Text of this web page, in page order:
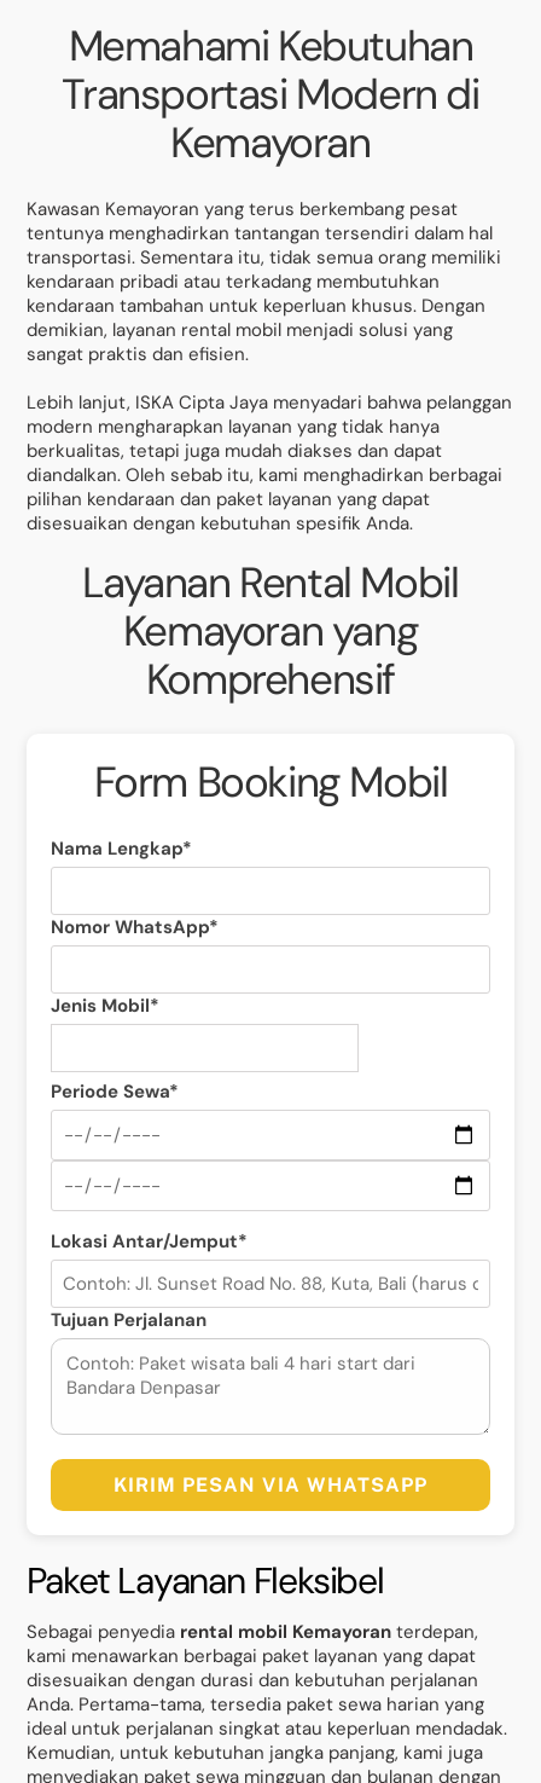
Memahami Kebutuhan
Transportasi Modern di
Kemayoran
Kawasan Kemayoran yang terus berkembang pesat
tentunya menghadirkan tantangan tersendiri dalam hal
transportasi. Sementara itu, tidak semua orang memiliki
kendaraan pribadi atau terkadang membutuhkan
kendaraan tambahan untuk keperluan khusus. Dengan
demikian, layanan rental mobil menjadi solusi yang
sangat praktis dan efisien.
Lebih lanjut, ISKA Cipta Jaya menyadari bahwa pelanggan
modern mengharapkan layanan yang tidak hanya
berkualitas, tetapi juga mudah diakses dan dapat
diandalkan. Oleh sebab itu, kami menghadirkan berbagai
pilihan kendaraan dan paket layanan yang dapat
disesuaikan dengan kebutuhan spesifik Anda.
Layanan Rental Mobil
Kemayoran yang
Komprehensif
Form Booking Mobil
Nama Lengkap*
Nomor WhatsApp*
Jenis Mobil*
Periode Sewa*
Lokasi Antar/Jemput*
Tujuan Perjalanan
KIRIM PESAN VIA WHATSAPP
Paket Layanan Fleksibel
Sebagai penyedia rental mobil Kemayoran terdepan,
kami menawarkan berbagai paket layanan yang dapat
disesuaikan dengan durasi dan kebutuhan perjalanan
Anda. Pertama-tama, tersedia paket sewa harian yang
ideal untuk perjalanan singkat atau keperluan mendadak.
Kemudian, untuk kebutuhan jangka panjang, kami juga
menyediakan paket sewa mingguan dan bulanan dengan